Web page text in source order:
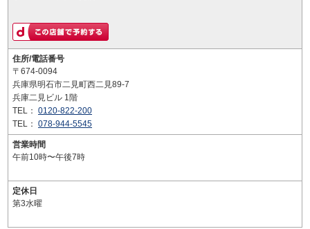
住所/電話番号
〒674-0094
兵庫県明石市二見町西二見89-7
兵庫二見ビル 1階
TEL： 0120-822-200
TEL： 078-944-5545
営業時間
午前10時〜午後7時
定休日
第3水曜